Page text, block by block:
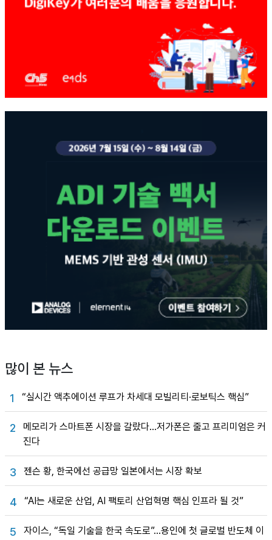
많이 본 뉴스
1 “실시간 액추에이션 루프가 차세대 모빌리티·로보틱스 핵심”
2
메모리가 스마트폰 시장을 갈랐다…저가폰은 줄고 프리미엄은 커
진다
3 젠슨 황, 한국에선 공급망 일본에서는 시장 확보
4 “AI는 새로운 산업, AI 팩토리 산업혁명 핵심 인프라 될 것”
5
자이스, “독일 기술을 한국 속도로”…용인에 첫 글로벌 반도체 이